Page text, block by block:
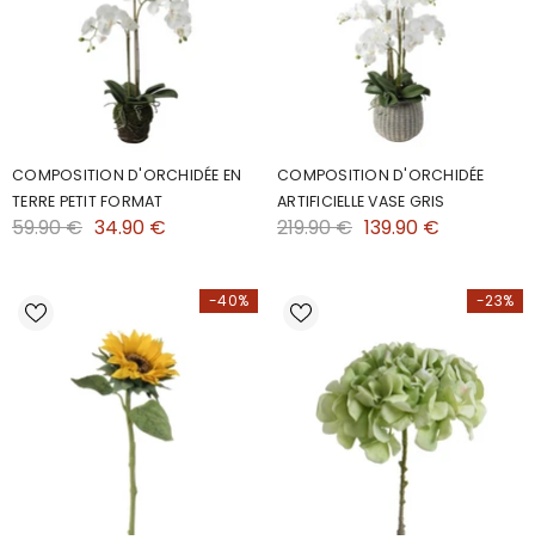
COMPOSITION D'ORCHIDÉE EN
TERRE PETIT FORMAT
59.90 € 34.90 €
COMPOSITION D'ORCHIDÉE
ARTIFICIELLE VASE GRIS
219.90 € 139.90 €
-40% -23%